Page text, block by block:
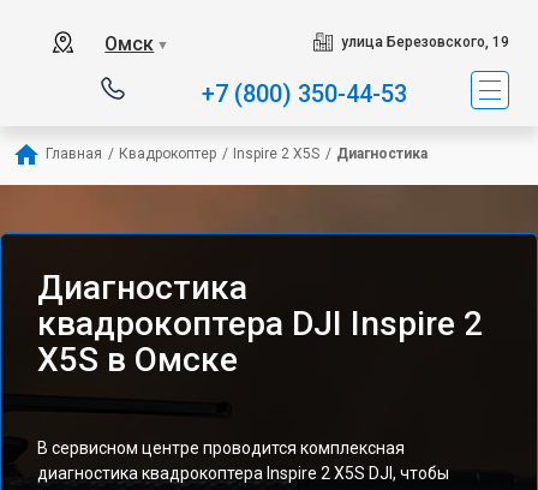
Омск ▼ улица Березовского, 19
+7 (800) 350-44-53
Главная / Квадрокоптер / Inspire 2 X5S / Диагностика
Диагностика
квадрокоптера DJI Inspire 2
X5S в Омске
В сервисном центре проводится комплексная
диагностика квадрокоптера Inspire 2 X5S DJI, чтобы